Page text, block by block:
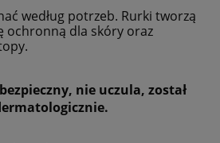
według potrzeb. Rurki tworzą
ochronną dla skóry oraz
nie uczula, został